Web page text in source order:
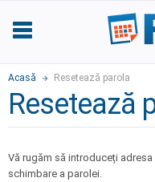
Acasă Resetează parola
Resetează
Vă rugăm să introduceți
schimbare a parolei.